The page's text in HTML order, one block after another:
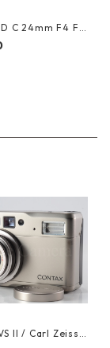
C 24mm F4 Fis
ヤ (61463)
II / Carl Zeiss
T* 28-56mm F